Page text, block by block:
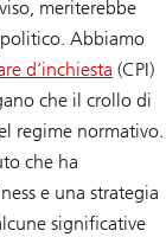
meriterebbe
Abbiamo
d’inchiesta (CPI)
che il crollo di
regime normativo.
che ha
e una strategia
significative